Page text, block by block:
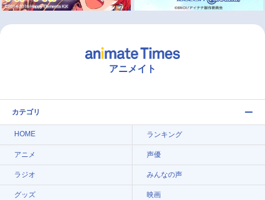
アニメイト
カテゴリ
HOME ランキング
アニメ 声優
ラジオ みんなの声
グッズ 映画